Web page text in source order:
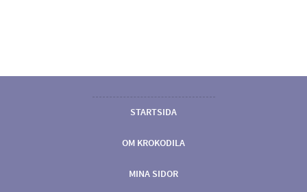
STARTSIDA
OM KROKODILA
MINA SIDOR